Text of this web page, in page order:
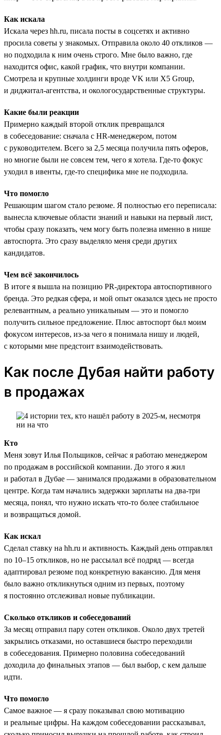
Как искала
Искала через hh.ru, писала посты в соцсетях и активно
просила советы у знакомых. Отправила около 40 откликов —
но подходила к ним очень строго. Мне было важно, где
находится офис, какой график, что внутри компании.
Смотрела и крупные холдинги вроде VK или X5 Group,
и диджитал-агентства, и окологосударственные структуры.
Какие были реакции
Примерно каждый второй отклик превращался
в собеседование: сначала с HR-менеджером, потом
с руководителем. Всего за 2,5 месяца получила пять оферов,
но многие были не совсем тем, чего я хотела. Где-то фокус
уходил в ивенты, где-то специфика мне не подходила.
Что помогло
Решающим шагом стало резюме. Я полностью его переписала:
вынесла ключевые области знаний и навыки на первый лист,
чтобы сразу показать, чем могу быть полезна именно в нише
автоспорта. Это сразу выделяло меня среди других
кандидатов.
Чем всё закончилось
В итоге я вышла на позицию PR-директора автоспортивного
бренда. Это редкая сфера, и мой опыт оказался здесь не просто
релевантным, а реально уникальным — это и помогло
получить сильное предложение. Плюс автоспорт был моим
фокусом интересов, из-за чего я понимала нишу и людей,
с которыми мне предстоит взаимодействовать.
Как после Дубая найти работу
в продажах
Кто
Меня зовут Илья Польщиков, сейчас я работаю менеджером
по продажам в российской компании. До этого я жил
и работал в Дубае — занимался продажами в образовательном
центре. Когда там начались задержки зарплаты на два-три
месяца, понял, что нужно искать что-то более стабильное
и возвращаться домой.
Как искал
Сделал ставку на hh.ru и активность. Каждый день отправлял
по 10–15 откликов, но не рассылал всё подряд — всегда
адаптировал резюме под конкретную вакансию. Для меня
было важно откликнуться одним из первых, поэтому
я постоянно отслеживал новые публикации.
Сколько откликов и собеседований
За месяц отправил пару сотен откликов. Около двух третей
закрылись отказами, но оставшиеся быстро переходили
в собеседования. Примерно половина собеседований
доходила до финальных этапов — был выбор, с кем дальше
идти.
Что помогло
Самое важное — я сразу показывал свою мотивацию
и реальные цифры. На каждом собеседовании рассказывал,